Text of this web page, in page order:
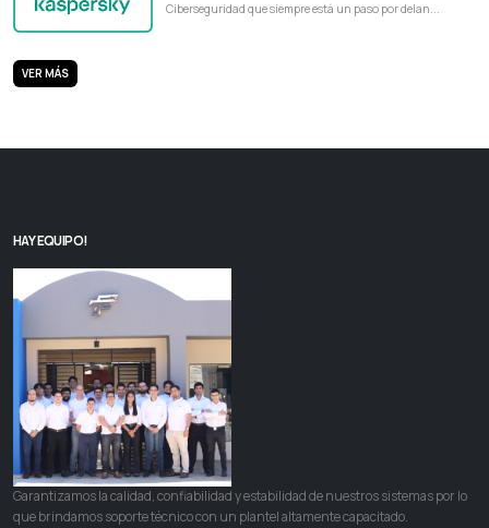
Ciberseguridad que siempre está un paso por delan...
VER MÁS
HAY EQUIPO!
Garantizamos la calidad, confiabilidad y estabilidad de nuestros sistemas por lo
que brindamos soporte técnico con un plantel altamente capacitado.